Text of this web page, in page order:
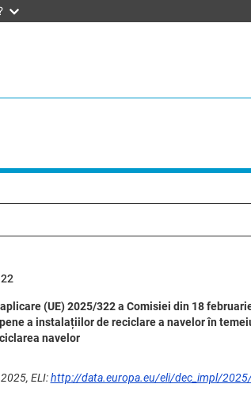
(UE) 2025/322 a Comisiei din 18
a instalațiilor de reciclare a navelor în
navelor
ELI:http://data.europa.eu/eli/dec_impl/